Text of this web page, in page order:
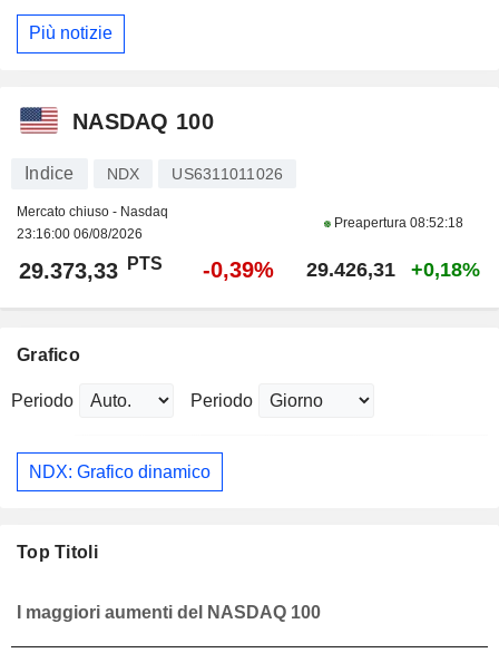
Più notizie
NASDAQ 100
Indice NDX US6311011026
Mercato chiuso - Nasdaq
23:16:00 06/08/2026
Preapertura 08:52:18
29.373,33 PTS -0,39% 29.426,31 +0,18%
Grafico
Periodo Periodo
NDX: Grafico dinamico
Top Titoli
I maggiori aumenti del NASDAQ 100